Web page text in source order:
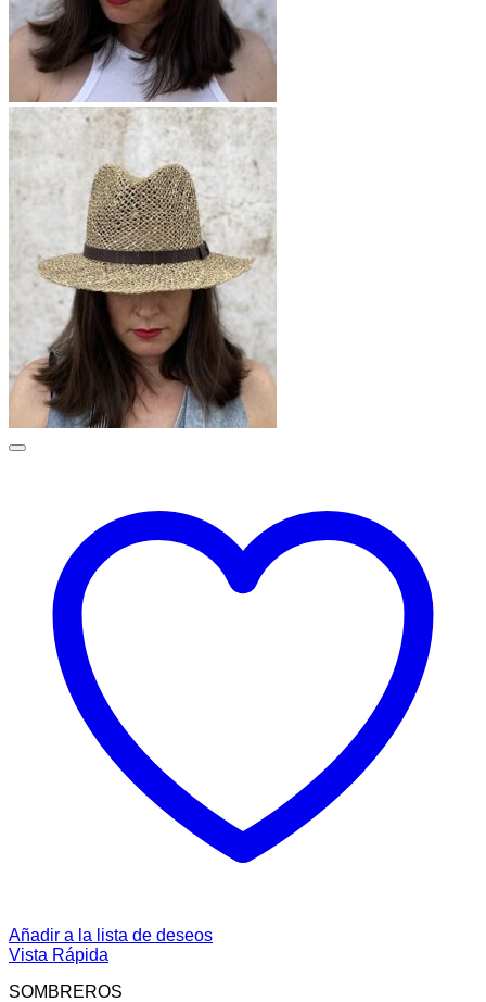
Añadir a la lista de deseos
Vista Rápida
SOMBREROS